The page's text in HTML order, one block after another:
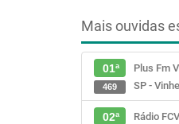
Mais ouvidas
01ª
Plus Fm
SP -
469
02ª
Rádio FCV